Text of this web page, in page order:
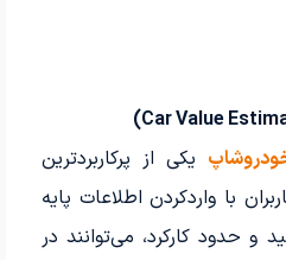
یکی از پرکاربردترین
با واردکردن اطلاعات پایه
و حدود کارکرد، می‌توانند در